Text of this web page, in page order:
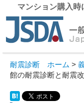
マンション購入時
耐震診断 ホーム >
館の耐震診断と耐震